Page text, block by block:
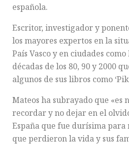
española.
Escritor, investigador y
los mayores expertos en la
País Vasco y en ciudades
décadas de los 80, 90 y 2000
algunos de sus libros como
Mateos ha subrayado que «es
recordar y no dejar en el
España que fue durísima para
que perdieron la vida y sus